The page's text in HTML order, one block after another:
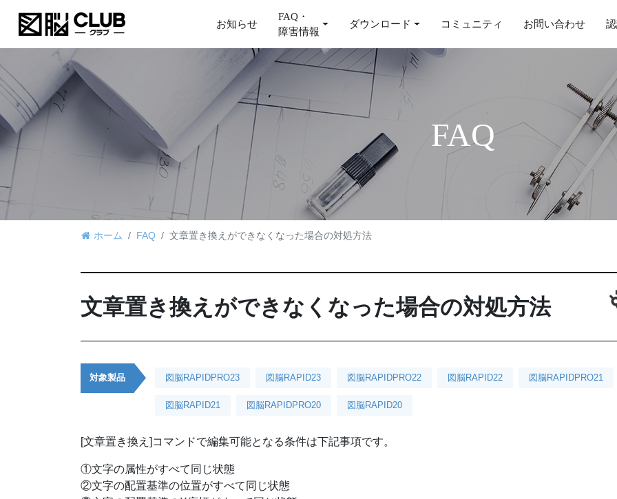
お知らせ
FAQ・
障害情報
ダウンロード コミュニティ お問い合わせ
FAQ
ホーム FAQ 文章置き換えができなくなった場合の対処方法
文章置き換えができなくなった場合の対処方法
対象製品 図脳RAPIDPRO23 図脳RAPID23 図脳RAPIDPRO22 図脳RAPID22 図脳RAPIDPRO21
図脳RAPID21 図脳RAPIDPRO20 図脳RAPID20
[文章置き換え]コマンドで編集可能となる条件は下記事項です。
①文字の属性がすべて同じ状態
②文字の配置基準の位置がすべて同じ状態